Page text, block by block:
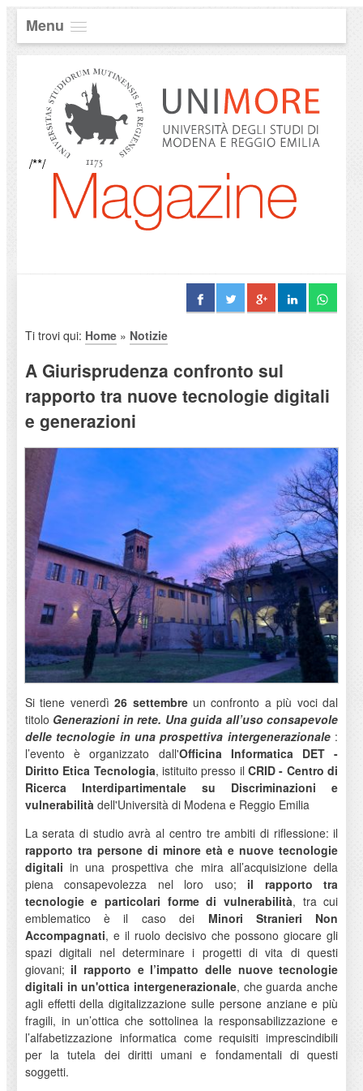
Menu
/**/
Ti trovi qui: Home» Notizie
A Giurisprudenza confronto sul
rapporto tra nuove tecnologie digitali
e generazioni
Si tiene venerdì26 settembreun confronto a più voci dal
titolo Generazioni in rete. Una guida all’uso consapevole
delle tecnologie in una prospettiva intergenerazionale :
l’evento è organizzato dall'Officina Informatica DET -
Diritto Etica Tecnologia, istituito presso ilCRID - Centro di
Ricerca Interdipartimentale su Discriminazioni e
vulnerabilitàdell'Università di Modena e Reggio Emilia
La serata di studio avrà al centro tre ambiti di riflessione: il
rapporto tra persone di minore età e nuove tecnologie
digitali in una prospettiva che mira all’acquisizione della
piena consapevolezza nel loro uso; il rapporto tra
tecnologie e particolari forme di vulnerabilità, tra cui
emblematico è il caso dei Minori Stranieri Non
Accompagnati, e il ruolo decisivo che possono giocare gli
spazi digitali nel determinare i progetti di vita di questi
giovani; il rapporto e l’impatto delle nuove tecnologie
digitali in un'ottica intergenerazionale, che guarda anche
agli effetti della digitalizzazione sulle persone anziane e più
fragili, in un’ottica che sottolinea la responsabilizzazione e
l’alfabetizzazione informatica come requisiti imprescindibili
per la tutela dei diritti umani e fondamentali di questi
soggetti.